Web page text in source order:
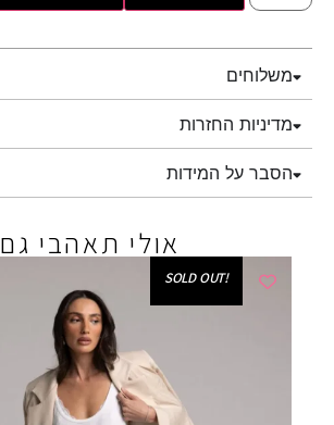
משלוחים
מדיניות החזרות
הסבר על המידות
אולי תאהבי גם
!SOLD OUT